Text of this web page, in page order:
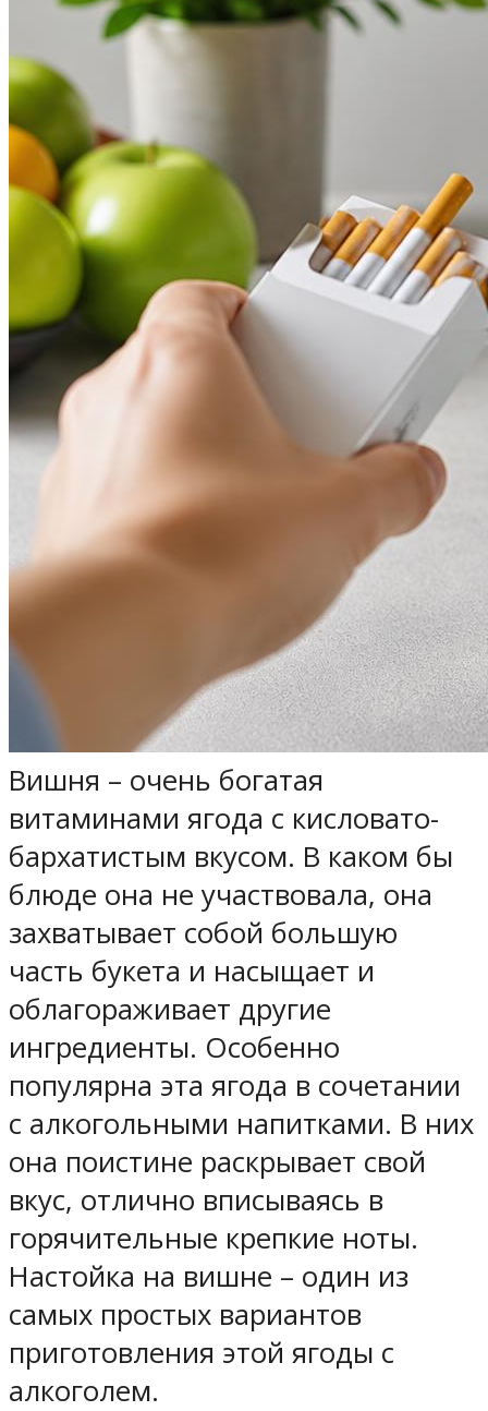
Вишня – очень богатая
витаминами ягода с кисловато-
бархатистым вкусом. В каком бы
блюде она не участвовала, она
захватывает собой большую
часть букета и насыщает и
облагораживает другие
ингредиенты. Особенно
популярна эта ягода в сочетании
с алкогольными напитками. В них
она поистине раскрывает свой
вкус, отлично вписываясь в
горячительные крепкие ноты.
Настойка на вишне – один из
самых простых вариантов
приготовления этой ягоды с
алкоголем.